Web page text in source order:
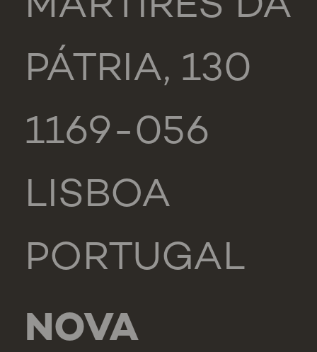
PÁTRIA, 130
1169-056
LISBOA
PORTUGAL
NOVA